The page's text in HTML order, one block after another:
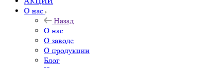
О нас
Назад
О нас
О заводе
О продукции
Блог